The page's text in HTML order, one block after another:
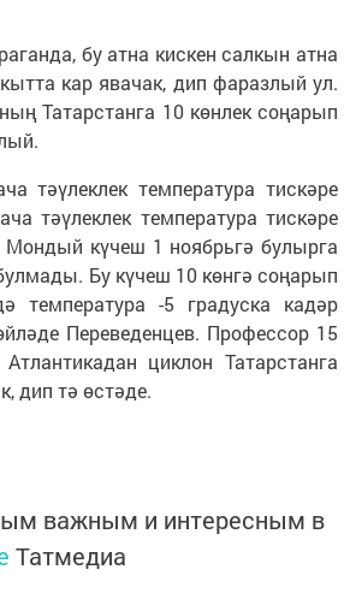
бу атна кискен салкын атна
кар явачак, дип фаразлый ул.
Татарстанга 10 көнлек соңарып
тәүлеклек температура тискәре
тәүлеклек температура тискәре
Мондый күчеш 1 ноябрьгә булырга
Бу күчеш 10 көнгә соңарып
температура -5 градуска кадәр
Переведенцев. Профессор 15
циклон Татарстанга
дип тә өстәде.
важным и интересным в
Татмедиа